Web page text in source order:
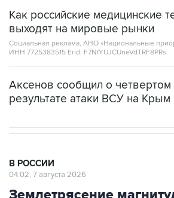
Как российские медицинские
выходят на мировые рынки
Социальная реклама, АНО «Национальные
ИНН 7725383515 Erid: F7NfYUJCUneVdTRF8PRs
Аксенов сообщил о
результате атаки ВСУ на Крым
В РОССИИ
04:02, 7 августа 2026